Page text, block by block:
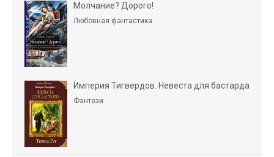
Молчание? Дорого!
Любовная фантастика
Империя Тигвердов. Невеста для бастарда
Фэнтези